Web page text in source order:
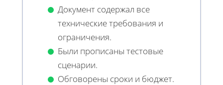
Документ содержал все
технические требования и
ограничения.
Были прописаны тестовые
сценарии.
Обговорены сроки и бюджет.